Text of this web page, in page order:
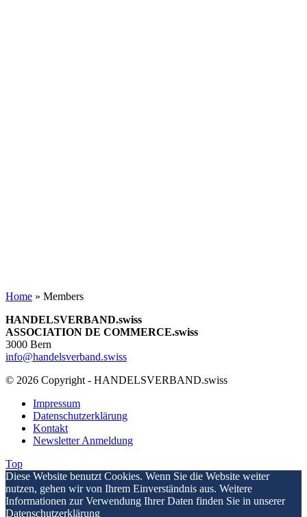
Home » Members
HANDELSVERBAND.swiss
ASSOCIATION DE COMMERCE.swiss
3000 Bern
info@handelsverband.swiss
© 2026 Copyright - HANDELSVERBAND.swiss
Impressum
Datenschutzerklärung
Kontakt
Newsletter Anmeldung
Top
Diese Website benutzt Cookies. Wenn Sie die Website weiter
nutzen, gehen wir von Ihrem Einverständnis aus. Weitere
Informationen zur Verwendung Ihrer Daten finden Sie in unserer
Datenschutzerklärung